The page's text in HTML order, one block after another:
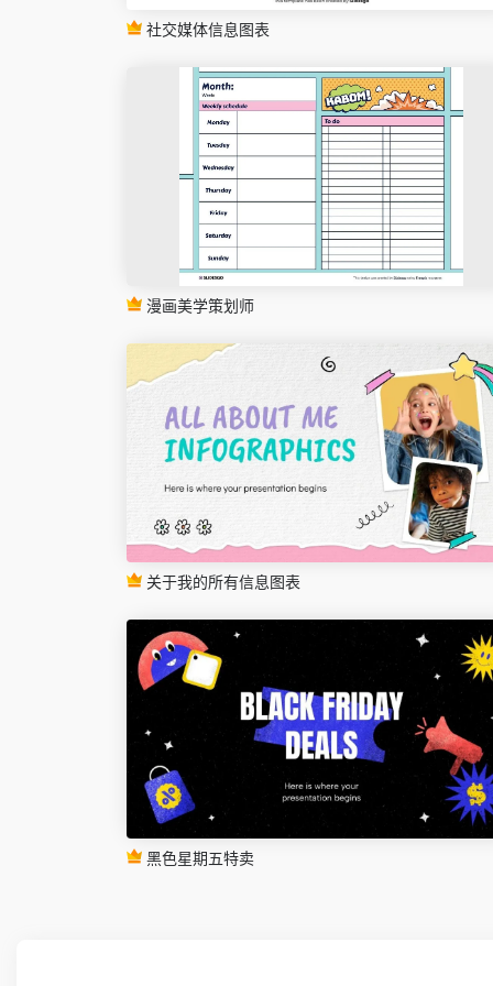
社交媒体信息图表
漫画美学策划师
关于我的所有信息图表
黑色星期五特卖